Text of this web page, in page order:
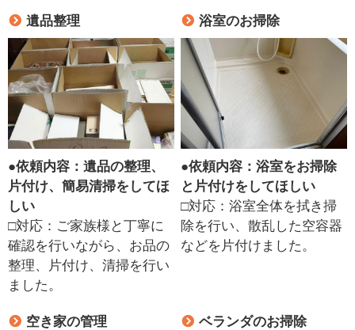
遺品整理
●依頼内容：遺品の整理、
片付け、簡易清掃をしてほ
しい
□対応：ご家族様と丁寧に
確認を行いながら、お品の
整理、片付け、清掃を行い
ました。
浴室のお掃除
●依頼内容：浴室をお掃除
と片付けをしてほしい
□対応：浴室全体を拭き掃
除を行い、散乱した空容器
などを片付けました。
空き家の管理 ベランダのお掃除